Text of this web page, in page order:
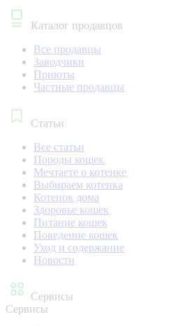
Каталог продавцов
Все продавцы
Заводчики
Приюты
Частные продавцы
Статьи
Все статьи
Породы кошек
Мечтаете о котенке
Выбираем котенка
Котенок дома
Здоровье кошек
Питание кошек
Поведение кошек
Уход и содержание
Новости
Сервисы
Сервисы